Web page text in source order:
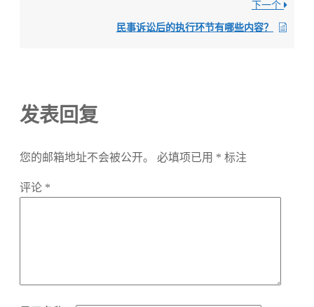
下一个
民事诉讼后的执行环节有哪些内容？
发表回复
您的邮箱地址不会被公开。 必填项已用 * 标注
评论 *